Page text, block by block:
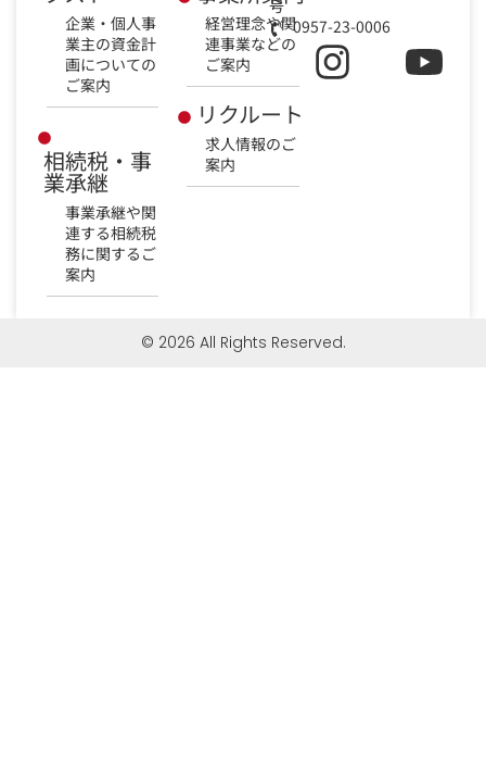
企業・個人事
業主の資金計
画についての
ご案内
相続税・事
業承継
事業承継や関
連する相続税
務に関するご
案内
経営理念や関
連事業などの
ご案内
リクルート
求人情報のご
案内
号
0957-23-0006
© 2026 All Rights Reserved.